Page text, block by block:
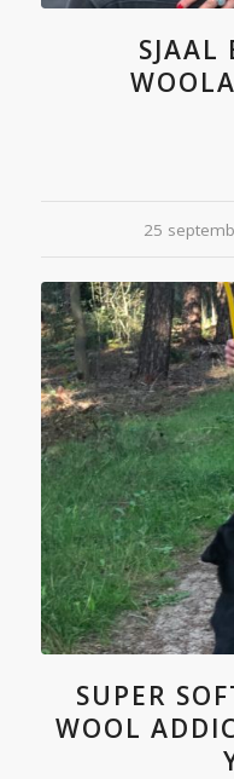
SJAAL
25 /
SUPER
WOOL